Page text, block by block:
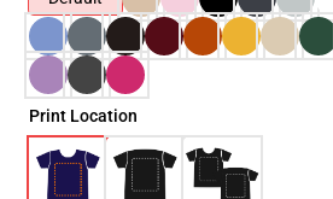
Print Location